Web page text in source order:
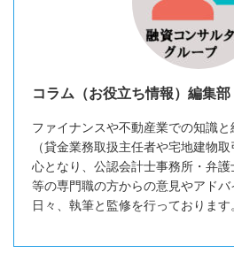
コラム（お役立ち情報）編集部
ファイナンスや不動産業での知識
（貸金業務取扱主任者や宅地建物
心となり、公認会計士事務所・弁護
等の専門職の方からの意見やアドバ
日々、執筆と監修を行っております